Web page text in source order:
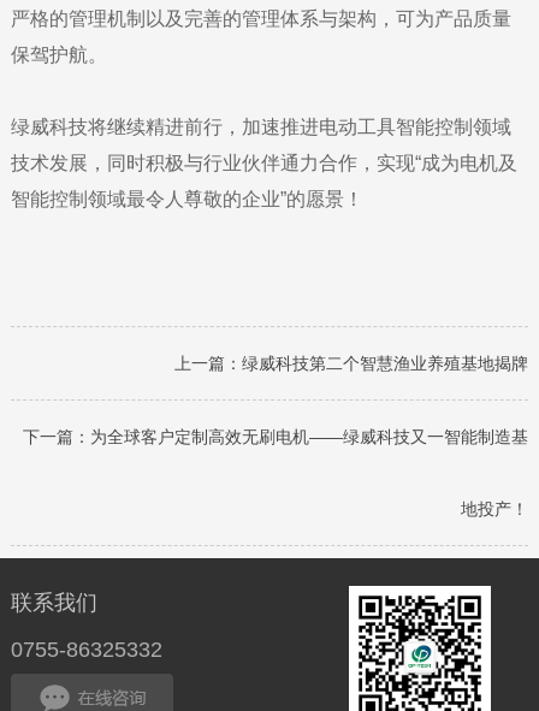
严格的管理机制以及完善的管理体系与架构，可为产品质量
保驾护航。
绿威科技将继续精进前行，加速推进电动工具智能控制领域
技术发展，同时积极与行业伙伴通力合作，实现“成为电机及
智能控制领域最令人尊敬的企业”的愿景！
上一篇：绿威科技第二个智慧渔业养殖基地揭牌
下一篇： 为全球客户定制高效无刷电机——绿威科技又一智能制造基
地投产！
联系我们
0755-86325332